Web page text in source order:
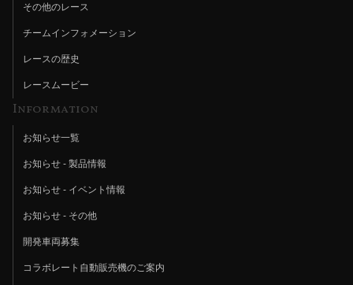
その他のレース
チームインフォメーション
レースの歴史
レースムービー
Information
お知らせ一覧
お知らせ - 製品情報
お知らせ - イベント情報
お知らせ - その他
開発車両募集
コラボレート自動販売機のご案内